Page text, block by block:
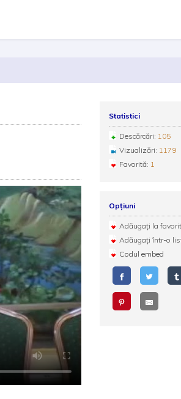
Statistici
Descărcări: 105
Vizualizări: 1179
Favorită: 1
Opțiuni
Adăugați la
Adăugați într-o
Codul embed